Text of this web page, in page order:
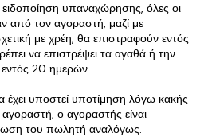
υπαναχώρησης, όλες οι
από τον αγοραστή, μαζί με
με χρέη, θα επιστραφούν εντός
να επιστρέψει τα αγαθά ή την
20 ημερών.
υποστεί υποτίμηση λόγω κακής
ο αγοραστής είναι
του πωλητή αναλόγως.